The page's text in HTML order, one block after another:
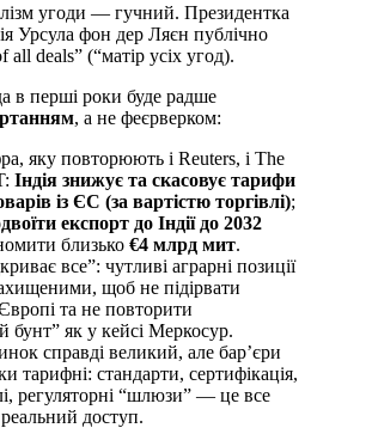
угоди — гучний. Президентка
Урсула фон дер Ляєн публічно
all deals” (“матір усіх угод).
в перші роки буде радше
, а не феєрверком:
яку повторюють і Reuters, і The
Індія знижує та скасовує тарифи
із ЄС (за вартістю торгівлі);
експорт до Індії до 2032
близько €4 млрд мит.
все”: чутливі аграрні позиції
щоб не підірвати
та не повторити
бунт” як у кейсі Меркосур.
справді великий, але бар’єри
тарифні: стандарти, сертифікація,
регуляторні “шлюзи” — це все
доступ.